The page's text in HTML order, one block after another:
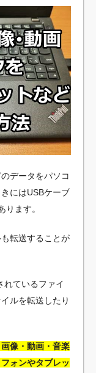
データをパソコ
にはUSBケーブ
ります。
転送することが
れているファイ
ルを転送したり
像・動画・音楽
ォンやタブレッ